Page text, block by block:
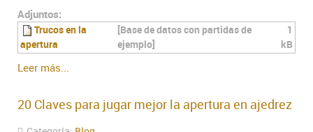
Adjuntos:
Trucos en la
apertura
[Base de datos con partidas de
ejemplo]
1
kB
Leer más...
20 Claves para jugar mejor la apertura en ajedrez